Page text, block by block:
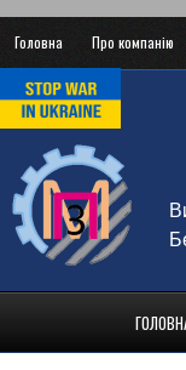
Головна Про компанію